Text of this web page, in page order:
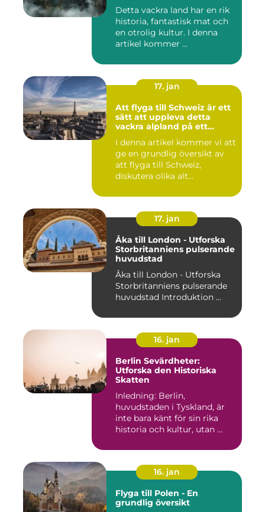
Detta vackra land har en rik
historia, fantastisk mat och
en otrolig kultur. I denna
artikel kommer ...
17. jan
Att flyga till Schweiz är ett
sätt att uppleva detta
vackra alpland på ett
I denna artikel kommer vi att
ge en grundlig översikt av
att flyga till Schweiz,
diskutera olika alt...
17. jan
Åka till London - Utforska
Storbritanniens pulserande
huvudstad
Åka till London - Utforska
Storbritanniens pulserande
huvudstad Introduktion ...
16. jan
Berlin Sevärdheter:
Utforska den Historiska
Skatten
Inledning: Berlin,
huvudstaden i Tyskland, är
inte bara känt för sin rika
historia och kultur, utan ...
16. jan
Flyga till Polen - En
grundlig översikt